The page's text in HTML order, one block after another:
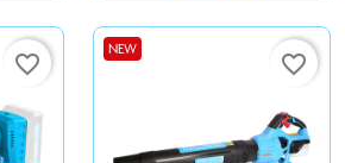
favorite_border
NEW
favorite_border